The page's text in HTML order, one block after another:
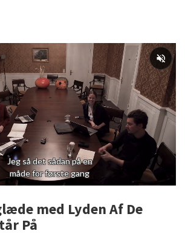
med Lyden Af De
På